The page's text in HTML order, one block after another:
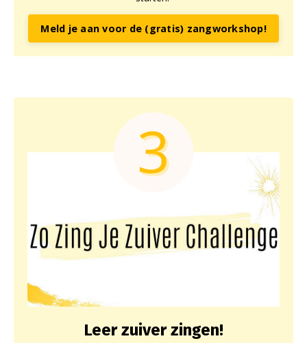
Meld je aan voor de (gratis) zangworkshop!
Leer zuiver zingen!